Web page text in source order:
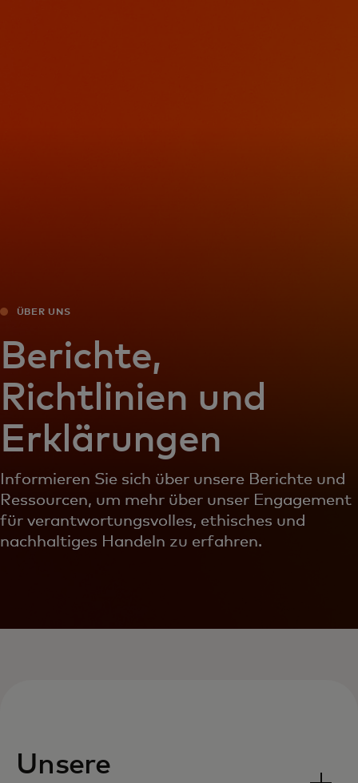
ÜBER UNS
Berichte,
Richtlinien und
Erklärungen
Informieren Sie sich über unsere Berichte und
Ressourcen, um mehr über unser Engagement
für verantwortungsvolles, ethisches und
nachhaltiges Handeln zu erfahren.
Unsere